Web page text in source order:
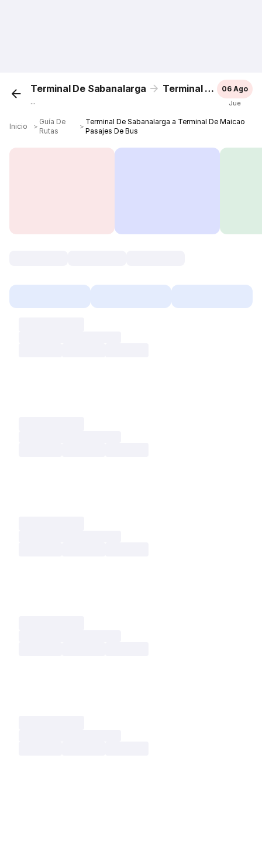
Terminal De Sabanalarga Terminal De Maicao
...
06 Ago
Jue
Inicio ＞
Guía De
Rutas
＞
Terminal De Sabanalarga a Terminal De Maicao
Pasajes De Bus